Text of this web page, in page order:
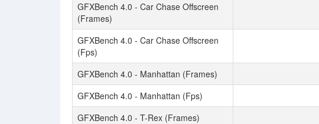
GFXBench 4.0 - Car Chase Offscreen
(Frames)
GFXBench 4.0 - Car Chase Offscreen
(Fps)
GFXBench 4.0 - Manhattan (Frames)
GFXBench 4.0 - Manhattan (Fps)
GFXBench 4.0 - T-Rex (Frames)